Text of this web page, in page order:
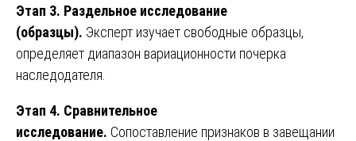
Этап 3. Раздельное исследование
(образцы). Эксперт изучает свободные образцы,
определяет диапазон вариационности почерка
наследодателя.
Этап 4. Сравнительное
исследование. Сопоставление признаков в завещании